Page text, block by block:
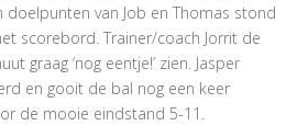
doelpunten van Job en Thomas stond
scorebord. Trainer/coach Jorrit de
graag ‘nog eentje!’ zien. Jasper
en gooit de bal nog een keer
de mooie eindstand 5-11.